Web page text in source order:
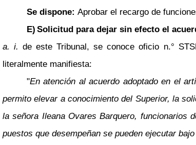
Se dispone: Aprobar el recargo de
E) Solicitud para dejar sin efecto el
a. i. de este Tribunal, se conoce oficio n.°
literalmente manifiesta:
"En atención al acuerdo adoptado en el
permito elevar a conocimiento del Superior, la
la señora Ileana Ovares Barquero, funcionarios
puestos que desempeñan se pueden ejecutar